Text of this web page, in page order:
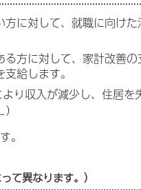
に対して、就職に向け
方に対して、家計改善
給します。
り収入が減少し、住居を
)
。
て異なります。）